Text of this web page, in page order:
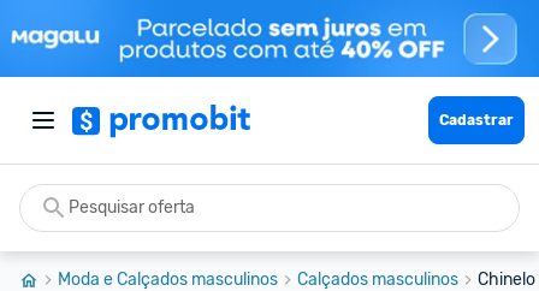
Cadastrar
Moda e Calçados masculinos Calçados masculinos Chinelo